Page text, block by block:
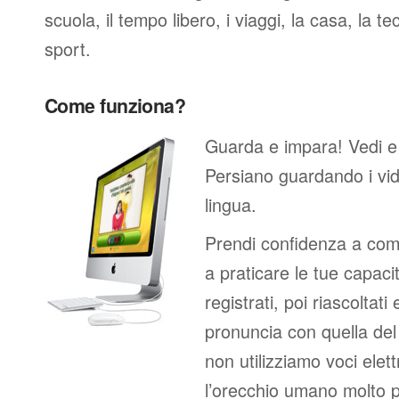
scuola, il tempo libero, i viaggi, la casa, la
sport.
Come funziona?
Guarda e impara! Vedi
Persiano guardando i
lingua.
Prendi confidenza a
a praticare le tue
registrati, poi riascoltati
pronuncia con quella
non utilizziamo voci
l’orecchio umano molto